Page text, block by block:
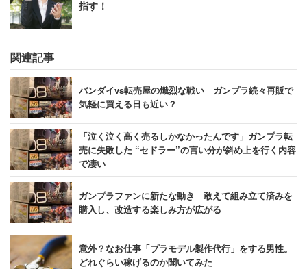
指す！
関連記事
バンダイvs転売屋の熾烈な戦い ガンプラ続々再販で
気軽に買える日も近い？
「泣く泣く高く売るしかなかったんです」ガンプラ転
売に失敗した “セドラー”の言い分が斜め上を行く内容
で凄い
ガンプラファンに新たな動き 敢えて組み立て済みを
購入し、改造する楽しみ方が広がる
意外？なお仕事「プラモデル製作代行」をする男性。
どれぐらい稼げるのか聞いてみた